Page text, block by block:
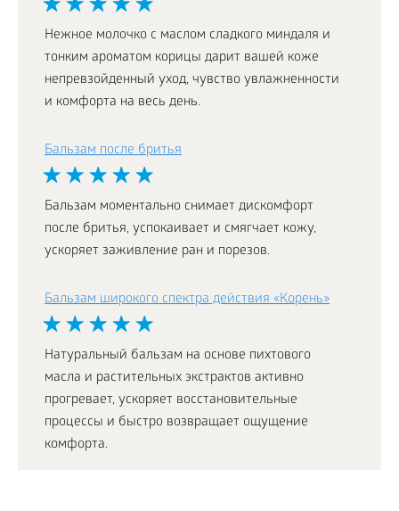
Нежное молочко с маслом сладкого миндаля и
тонким ароматом корицы дарит вашей коже
непревзойденный уход, чувство увлажненности
и комфорта на весь день.
Бальзам после бритья
Бальзам моментально снимает дискомфорт
после бритья, успокаивает и смягчает кожу,
ускоряет заживление ран и порезов.
Бальзам широкого спектра действия «Корень»
Натуральный бальзам на основе пихтового
масла и растительных экстрактов активно
прогревает, ускоряет восстановительные
процессы и быстро возвращает ощущение
комфорта.